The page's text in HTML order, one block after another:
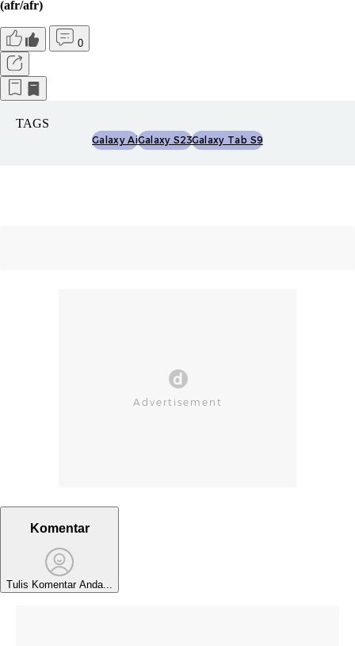
(afr/afr)
0
TAGS
Galaxy AiGalaxy S23Galaxy Tab S9
Komentar
Tulis Komentar Anda...